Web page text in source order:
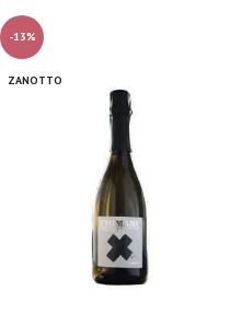
-13%
ZANOTTO